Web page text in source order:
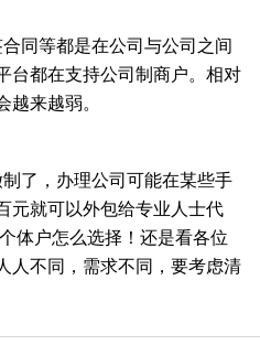
同等都是在公司与公司之间
台都在支持公司制商户。相对
越来越弱。
了，办理公司可能在某些手
元就可以外包给专业人士代
体户怎么选择！还是看各位
人不同，需求不同，要考虑清